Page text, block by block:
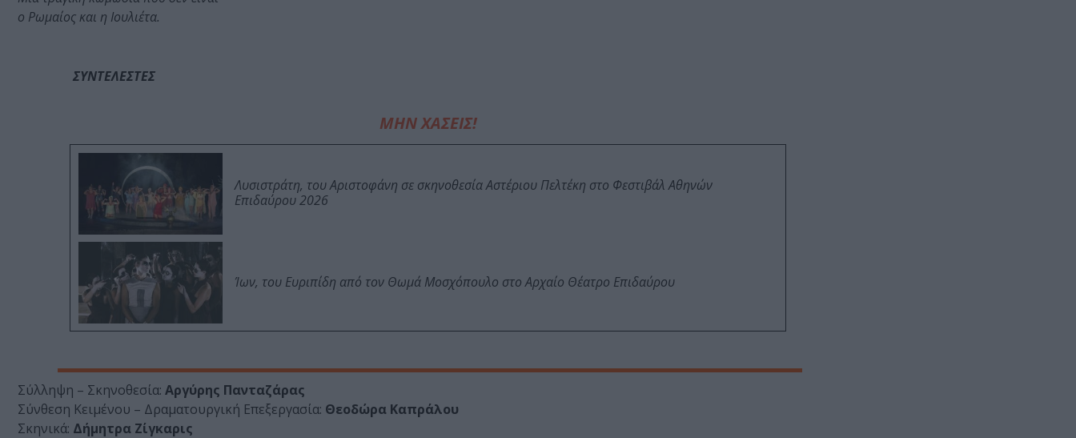
ο Ρωμαίος και η Ιουλιέτα.
ΣΥΝΤΕΛΕΣΤΕΣ
ΜΗΝ ΧΑΣΕΙΣ!
Λυσιστράτη, του Αριστοφάνη σε σκηνοθεσία Αστέριου Πελτέκη στο Φεστιβάλ Αθηνών
Επιδαύρου 2026
Ίων, του Ευριπίδη από τον Θωμά Μοσχόπουλο στο Αρχαίο Θέατρο Επιδαύρου
Σύλληψη – Σκηνοθεσία: Αργύρης Πανταζάρας
Σύνθεση Κειμένου – Δραματουργική Επεξεργασία: Θεοδώρα Καπράλου
Σκηνικά: Δήμητρα Ζίγκαρις